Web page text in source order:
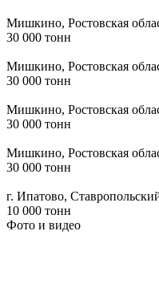
Мишкино, Ростовская
30 000 тонн
Мишкино, Ростовская
30 000 тонн
Мишкино, Ростовская
30 000 тонн
Мишкино, Ростовская
30 000 тонн
г. Ипатово,
10 000 тонн
Фото и видео